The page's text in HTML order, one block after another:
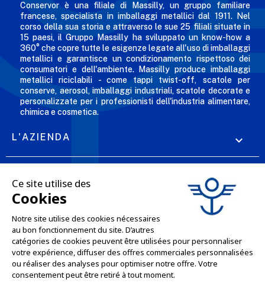
Conservor è una filiale di Massilly, un gruppo familiare
francese, specialista in imballaggi metallici dal 1911. Nel
corso della sua storia e attraverso le sue 25 filiali situate in
15 paesi, il Gruppo Massilly ha sviluppato un know-how a
360° che copre tutte le esigenze legate all'uso di imballaggi
metallici e garantisce un condizionamento rispettoso dei
consumatori e dell'ambiente. Massilly produce imballaggi
metallici riciclabili - come tappi twist-off, scatole per
conserve, aerosol, imballaggi industriali, scatole decorate e
personalizzate per i professionisti dell'industria alimentare,
chimica e cosmetica.
L'AZIENDA 
LE NOSTRE OFFERTE
SERVIZI PROFESSIONALI
SERVIZI DI VENDITA ONLINE
RESTIAMO IN CONTATTO